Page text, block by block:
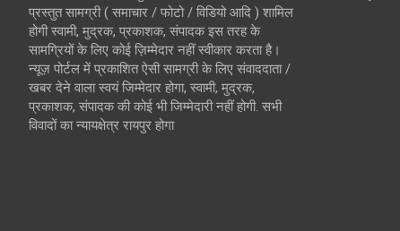
प्रस्तुत सामग्री ( समाचार / फोटो / विडियो आदि ) शामिल
होगी स्वामी, मुद्रक, प्रकाशक, संपादक इस तरह के
सामग्रियों के लिए कोई ज़िम्मेदार नहीं स्वीकार करता है।
न्यूज़ पोर्टल में प्रकाशित ऐसी सामग्री के लिए संवाददाता /
खबर देने वाला स्वयं जिम्मेदार होगा, स्वामी, मुद्रक,
प्रकाशक, संपादक की कोई भी जिम्मेदारी नहीं होगी. सभी
विवादों का न्यायक्षेत्र रायपुर होगा